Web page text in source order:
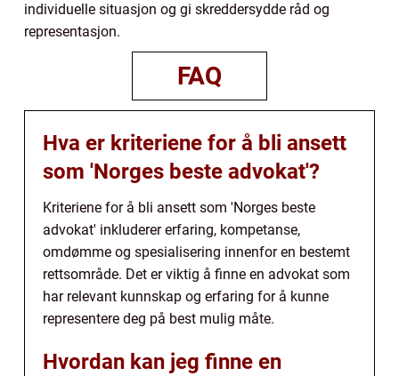
individuelle situasjon og gi skreddersydde råd og
representasjon.
FAQ
Hva er kriteriene for å bli ansett
som 'Norges beste advokat'?
Kriteriene for å bli ansett som 'Norges beste
advokat' inkluderer erfaring, kompetanse,
omdømme og spesialisering innenfor en bestemt
rettsområde. Det er viktig å finne en advokat som
har relevant kunnskap og erfaring for å kunne
representere deg på best mulig måte.
Hvordan kan jeg finne en